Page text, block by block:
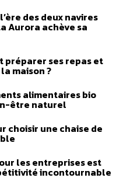
des deux navires
Aurora achève sa
préparer ses repas et
maison ?
alimentaires bio
être naturel
choisir une chaise de
les entreprises est
incontournable